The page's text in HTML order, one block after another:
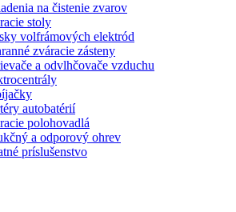
na čistenie zvarov
stoly
volfrámových elektród
zváracie zásteny
a odvlhčovače vzduchu
autobatérií
polohovadlá
a odporový ohrev
príslušenstvo